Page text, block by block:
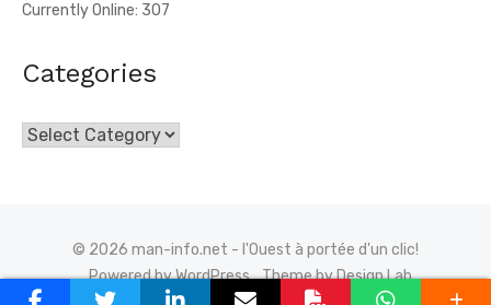
Currently Online: 307
Categories
Categories
© 2026 man-info.net - l'Ouest à portée d'un clic!
Powered by WordPress
Theme by Design Lab